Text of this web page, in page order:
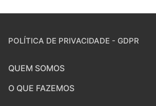
POLÍTICA DE PRIVACIDADE - GDPR
QUEM SOMOS
O QUE FAZEMOS